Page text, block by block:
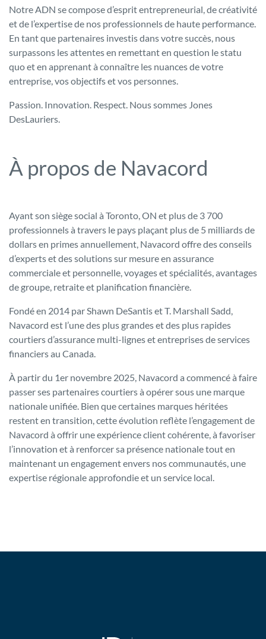
Notre ADN se compose d’esprit entrepreneurial, de créativité
et de l’expertise de nos professionnels de haute performance.
En tant que partenaires investis dans votre succès, nous
surpassons les attentes en remettant en question le statu
quo et en apprenant à connaître les nuances de votre
entreprise, vos objectifs et vos personnes.
Passion. Innovation. Respect. Nous sommes Jones
DesLauriers.
À propos de Navacord
Ayant son siège social à Toronto, ON et plus de 3 700
professionnels à travers le pays plaçant plus de 5 milliards de
dollars en primes annuellement, Navacord offre des conseils
d’experts et des solutions sur mesure en assurance
commerciale et personnelle, voyages et spécialités, avantages
de groupe, retraite et planification financière.
Fondé en 2014 par Shawn DeSantis et T. Marshall Sadd,
Navacord est l’une des plus grandes et des plus rapides
courtiers d’assurance multi-lignes et entreprises de services
financiers au Canada.
À partir du 1er novembre 2025, Navacord a commencé à faire
passer ses partenaires courtiers à opérer sous une marque
nationale unifiée. Bien que certaines marques héritées
restent en transition, cette évolution reflète l’engagement de
Navacord à offrir une expérience client cohérente, à favoriser
l’innovation et à renforcer sa présence nationale tout en
maintenant un engagement envers nos communautés, une
expertise régionale approfondie et un service local.